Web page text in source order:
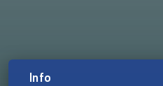
Info